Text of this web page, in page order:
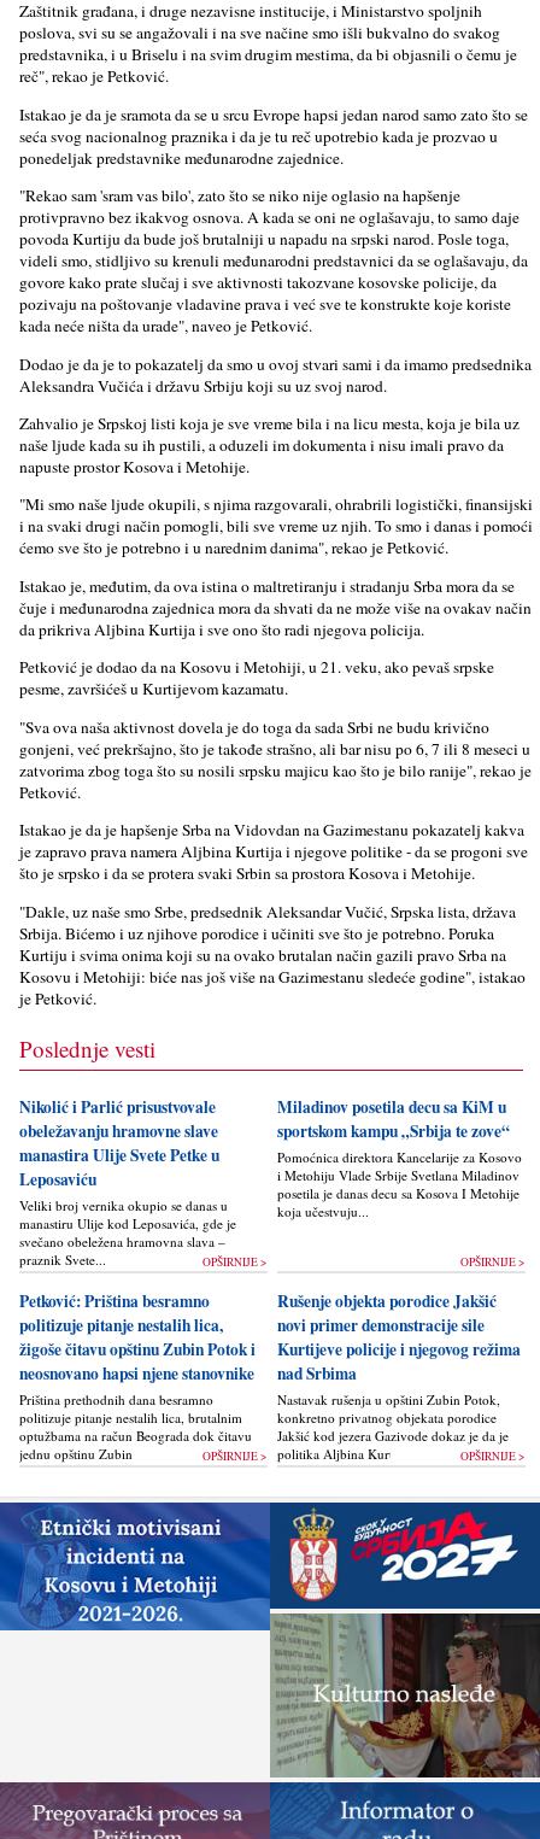
Zaštitnik građana, i druge nezavisne institucije, i Ministarstvo spoljnih
poslova, svi su se angažovali i na sve načine smo išli bukvalno do svakog
predstavnika, i u Briselu i na svim drugim mestima, da bi objasnili o čemu je
reč", rekao je Petković.
Istakao je da je sramota da se u srcu Evrope hapsi jedan narod samo zato što se
seća svog nacionalnog praznika i da je tu reč upotrebio kada je prozvao u
ponedeljak predstavnike međunarodne zajednice.
"Rekao sam 'sram vas bilo', zato što se niko nije oglasio na hapšenje
protivpravno bez ikakvog osnova. A kada se oni ne oglašavaju, to samo daje
povoda Kurtiju da bude još brutalniji u napadu na srpski narod. Posle toga,
videli smo, stidljivo su krenuli međunarodni predstavnici da se oglašavaju, da
govore kako prate slučaj i sve aktivnosti takozvane kosovske policije, da
pozivaju na poštovanje vladavine prava i već sve te konstrukte koje koriste
kada neće ništa da urade", naveo je Petković.
Dodao je da je to pokazatelj da smo u ovoj stvari sami i da imamo predsednika
Aleksandra Vučića i državu Srbiju koji su uz svoj narod.
Zahvalio je Srpskoj listi koja je sve vreme bila i na licu mesta, koja je bila uz
naše ljude kada su ih pustili, a oduzeli im dokumenta i nisu imali pravo da
napuste prostor Kosova i Metohije.
"Mi smo naše ljude okupili, s njima razgovarali, ohrabrili logistički, finansijski
i na svaki drugi način pomogli, bili sve vreme uz njih. To smo i danas i pomoći
ćemo sve što je potrebno i u narednim danima", rekao je Petković.
Istakao je, međutim, da ova istina o maltretiranju i stradanju Srba mora da se
čuje i međunarodna zajednica mora da shvati da ne može više na ovakav način
da prikriva Aljbina Kurtija i sve ono što radi njegova policija.
Petković je dodao da na Kosovu i Metohiji, u 21. veku, ako pevaš srpske
pesme, završićeš u Kurtijevom kazamatu.
"Sva ova naša aktivnost dovela je do toga da sada Srbi ne budu krivično
gonjeni, već prekršajno, što je takođe strašno, ali bar nisu po 6, 7 ili 8 meseci u
zatvorima zbog toga što su nosili srpsku majicu kao što je bilo ranije", rekao je
Petković.
Istakao je da je hapšenje Srba na Vidovdan na Gazimestanu pokazatelj kakva
je zapravo prava namera Aljbina Kurtija i njegove politike - da se progoni sve
što je srpsko i da se protera svaki Srbin sa prostora Kosova i Metohije.
"Dakle, uz naše smo Srbe, predsednik Aleksandar Vučić, Srpska lista, država
Srbija. Bićemo i uz njihove porodice i učiniti sve što je potrebno. Poruka
Kurtiju i svima onima koji su na ovako brutalan način gazili pravo Srba na
Kosovu i Metohiji: biće nas još više na Gazimestanu sledeće godine", istakao
je Petković.
Poslednje vesti
Nikolić i Parlić prisustvovale
obeležavanju hramovne slave
manastira Ulije Svete Petke u
Leposaviću
Veliki broj vernika okupio se danas u
manastiru Ulije kod Leposavića, gde je
svečano obeležena hramovna slava –
praznik Svete...
OPŠIRNIJE >
Miladinov posetila decu sa KiM u
sportskom kampu „Srbija te zove“
Pomoćnica direktora Kancelarije za Kosovo
i Metohiju Vlade Srbije Svetlana Miladinov
posetila je danas decu sa Kosova I Metohije
koja učestvuju...
OPŠIRNIJE >
Petković: Priština besramno
politizuje pitanje nestalih lica,
žigoše čitavu opštinu Zubin Potok i
neosnovano hapsi njene stanovnike
Priština prethodnih dana besramno
politizuje pitanje nestalih lica, brutalnim
optužbama na račun Beograda dok čitavu
jednu opštinu Zubin Potok žigoše...OPŠIRNIJE >
Rušenje objekta porodice Jakšić
novi primer demonstracije sile
Kurtijeve policije i njegovog režima
nad Srbima
Nastavak rušenja u opštini Zubin Potok,
konkretno privatnog objekata porodice
Jakšić kod jezera Gazivode dokaz je da je
politika Alјbina Kurtija...
OPŠIRNIJE >